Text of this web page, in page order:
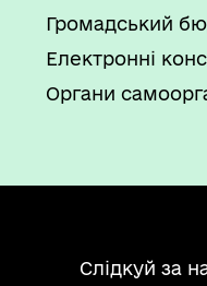
Громадський
Електронні
Органи
Слідкуй за